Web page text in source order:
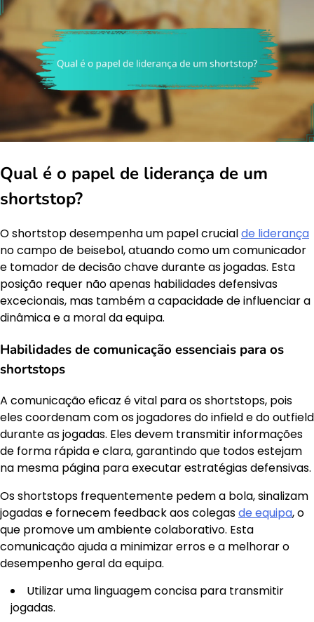
Qual é o papel de liderança de um
shortstop?
O shortstop desempenha um papel crucialde liderança
no campo de beisebol, atuando como um comunicador
e tomador de decisão chave durante as jogadas. Esta
posição requer não apenas habilidades defensivas
excecionais, mas também a capacidade de influenciar a
dinâmica e a moral da equipa.
Habilidades de comunicação essenciais para os
shortstops
A comunicação eficaz é vital para os shortstops, pois
eles coordenam com os jogadores do infield e do outfield
durante as jogadas. Eles devem transmitir informações
de forma rápida e clara, garantindo que todos estejam
na mesma página para executar estratégias defensivas.
Os shortstops frequentemente pedem a bola, sinalizam
jogadas e fornecem feedback aos colegasde equipa, o
que promove um ambiente colaborativo. Esta
comunicação ajuda a minimizar erros e a melhorar o
desempenho geral da equipa.
Utilizar uma linguagem concisa para transmitir
jogadas.